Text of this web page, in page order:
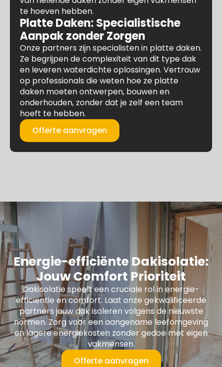
te hoeven hebben.
Platte Daken: Specialistische
Aanpak zonder Zorgen
Onze partners zijn specialisten in platte daken.
Ze begrijpen de complexiteit van dit type dak
en leveren waterdichte oplossingen. Vertrouw
op professionals die weten hoe ze platte
daken moeten ontwerpen, bouwen en
onderhouden, zonder dat je zelf een team
hoeft te hebben.
Offerte aanvragen
Energie-efficiënte Dakisolatie:
Jouw Comfort Prioriteit
Dakisolatie speelt een cruciale rol in energie-
efficiëntie en comfort. Laat onze gekwalificeerde
partners jouw dak isoleren volgens de nieuwste
normen. Zorg voor een aangename leefomgeving
en lagere energiekosten zonder gedoe met eigen
vakmensen.
Offerte aanvragen